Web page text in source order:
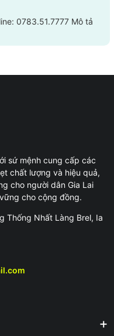
Mô tả
sứ mệnh cung cấp các
chất lượng và hiệu quả,
cho người dân Gia Lai
cho cộng đồng.
Thống Nhất Làng Brel, Ia